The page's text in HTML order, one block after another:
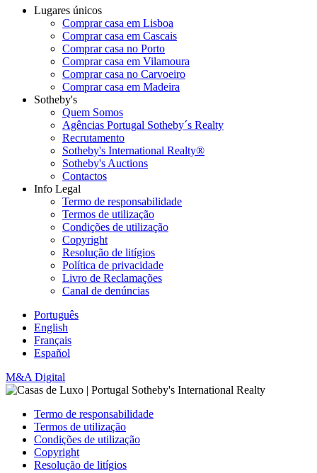
Lugares únicos
Comprar casa em Lisboa
Comprar casa em Cascais
Comprar casa no Porto
Comprar casa em Vilamoura
Comprar casa no Carvoeiro
Comprar casa em Madeira
Sotheby's
Quem Somos
Agências Portugal Sotheby´s Realty
Recrutamento
Sotheby's International Realty®
Sotheby's Auctions
Contactos
Info Legal
Termo de responsabilidade
Termos de utilização
Condições de utilização
Copyright
Resolução de litígios
Política de privacidade
Livro de Reclamações
Canal de denúncias
Português
English
Français
Español
M&A Digital
Termo de responsabilidade
Termos de utilização
Condições de utilização
Copyright
Resolução de litígios